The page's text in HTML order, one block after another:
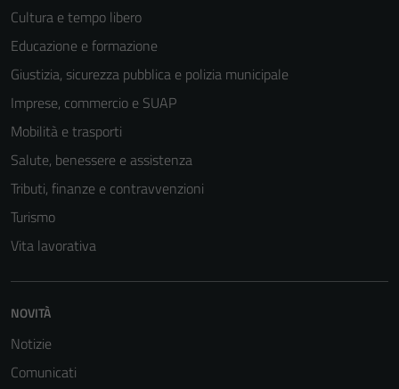
Cultura e tempo libero
Educazione e formazione
Giustizia, sicurezza pubblica e polizia municipale
Imprese, commercio e SUAP
Mobilità e trasporti
Salute, benessere e assistenza
Tributi, finanze e contravvenzioni
Turismo
Vita lavorativa
NOVITÀ
Notizie
Comunicati